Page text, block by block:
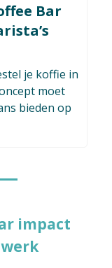
Bar
je koffie in
moet
bieden op
impact